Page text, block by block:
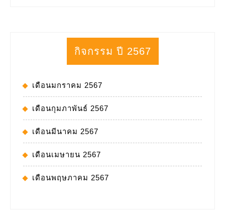
กิจกรรม ปี 2567
เดือนมกราคม 2567
เดือนกุมภาพันธ์ 2567
เดือนมีนาคม 2567
เดือนเมษายน 2567
เดือนพฤษภาคม 2567